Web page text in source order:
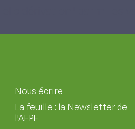
Nous écrire
La feuille : la Newsletter de
l'AFPF